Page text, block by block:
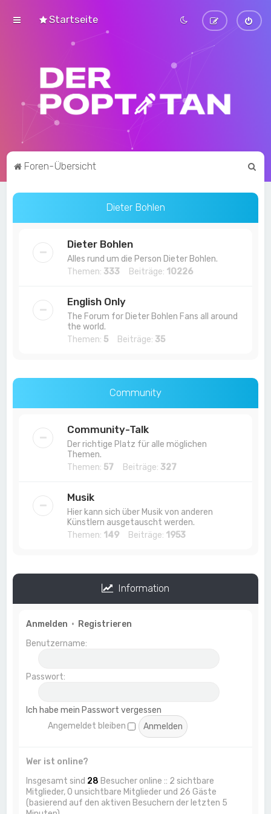
Startseite
Foren-Übersicht
c
Dieter Bohlen
Dieter Bohlen
Alles rund um die Person Dieter Bohlen.
Themen: 333 Beiträge: 10226
English Only
The Forum for Dieter Bohlen Fans all around
the world.
Themen: 5 Beiträge: 35
Community
Community-Talk
Der richtige Platz für alle möglichen
Themen.
Themen: 57 Beiträge: 327
Musik
Hier kann sich über Musik von anderen
Künstlern ausgetauscht werden.
Themen: 149 Beiträge: 1953
Information
Anmelden • Registrieren
Benutzername:
Passwort:
Ich habe mein Passwort vergessen
Angemeldet bleiben
Wer ist online?
Insgesamt sind 28 Besucher online :: 2 sichtbare
Mitglieder, 0 unsichtbare Mitglieder und 26 Gäste
(basierend auf den aktiven Besuchern der letzten 5